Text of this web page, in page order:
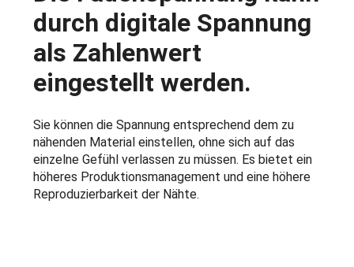
durch digitale Spannung
als Zahlenwert
eingestellt werden.
Sie können die Spannung entsprechend dem zu
nähenden Material einstellen, ohne sich auf das
einzelne Gefühl verlassen zu müssen. Es bietet ein
höheres Produktionsmanagement und eine höhere
Reproduzierbarkeit der Nähte.